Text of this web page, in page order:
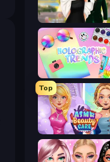
Holographic Trends
Top
ASMR Beauty Care